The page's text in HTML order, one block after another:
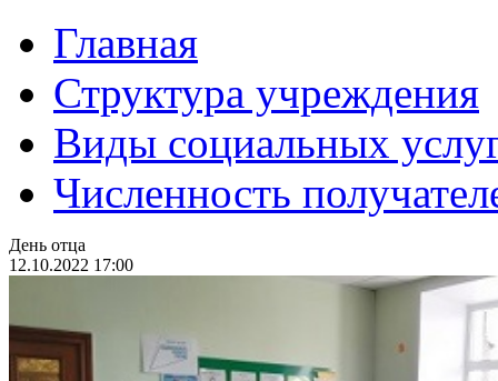
Главная
Структура учреждения
Виды социальных
Численность
День отца
12.10.2022 17:00